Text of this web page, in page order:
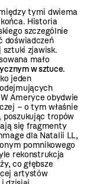
tymi dwiema
Historia
szczególnie
doświadczeń
zjawisk.
mało
w sztuce.
jeden
W Ameryce obydwie
– o tym właśnie
poszukując tropów
się fragmenty
dla Natalii LL,
pomnikowego
rekonstrukcja
co głębsze
artystów